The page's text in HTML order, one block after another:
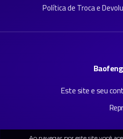
Política de Troca e
Baofeng
Este site e seu